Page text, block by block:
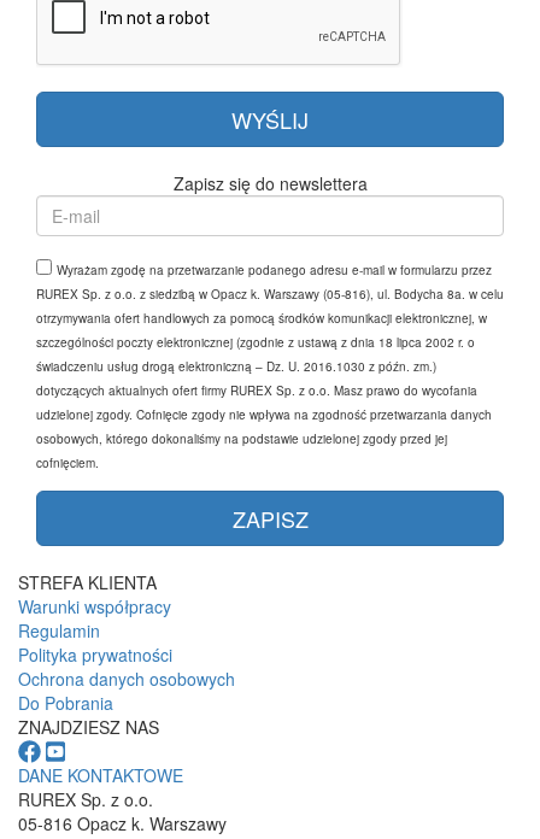
Zapisz się do newslettera
Wyrażam zgodę na przetwarzanie podanego adresu e-mail w formularzu przez
RUREX Sp. z o.o. z siedzibą w Opacz k. Warszawy (05-816), ul. Bodycha 8a. w celu
otrzymywania ofert handlowych za pomocą środków komunikacji elektronicznej, w
szczególności poczty elektronicznej (zgodnie z ustawą z dnia 18 lipca 2002 r. o
świadczeniu usług drogą elektroniczną – Dz. U. 2016.1030 z późn. zm.)
dotyczących aktualnych ofert firmy RUREX Sp. z o.o. Masz prawo do wycofania
udzielonej zgody. Cofnięcie zgody nie wpływa na zgodność przetwarzania danych
osobowych, którego dokonaliśmy na podstawie udzielonej zgody przed jej
cofnięciem.
STREFA KLIENTA
Warunki współpracy
Regulamin
Polityka prywatności
Ochrona danych osobowych
Do Pobrania
ZNAJDZIESZ NAS
DANE KONTAKTOWE
RUREX Sp. z o.o.
05-816 Opacz k. Warszawy